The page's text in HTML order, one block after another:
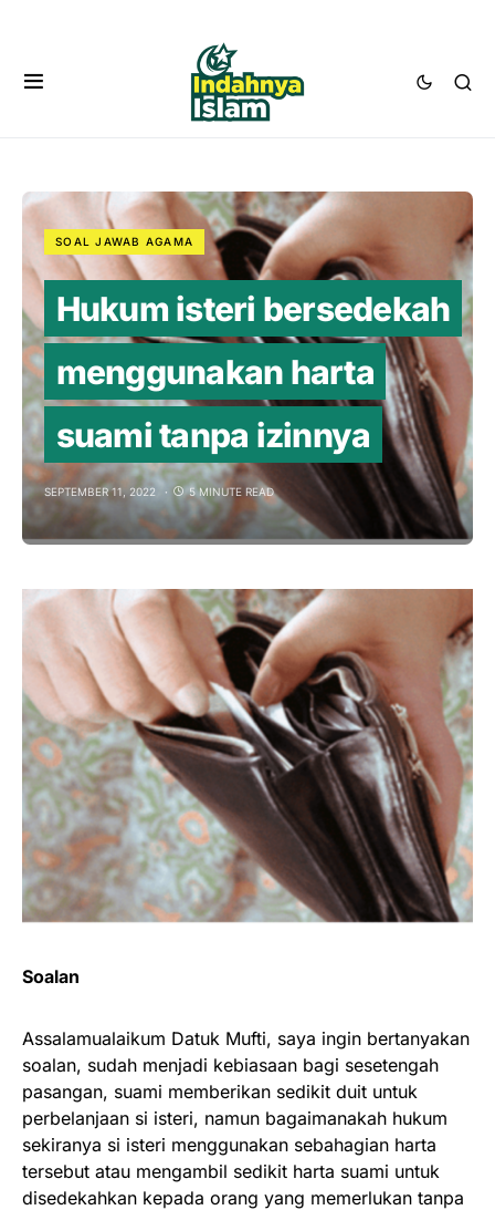
SOAL JAWAB AGAMA
Hukum isteri bersedekah
menggunakan harta
suami tanpa izinnya
SEPTEMBER 11, 2022 5 MINUTE READ
Soalan
Assalamualaikum Datuk Mufti, saya ingin bertanyakan
soalan, sudah menjadi kebiasaan bagi sesetengah
pasangan, suami memberikan sedikit duit untuk
perbelanjaan si isteri, namun bagaimanakah hukum
sekiranya si isteri menggunakan sebahagian harta
tersebut atau mengambil sedikit harta suami untuk
disedekahkan kepada orang yang memerlukan tanpa